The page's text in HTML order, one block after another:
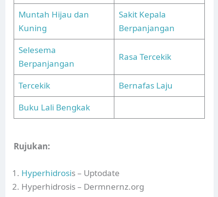
Muntah Hijau dan
Kuning
Sakit Kepala
Berpanjangan
Selesema
Berpanjangan
Rasa Tercekik
Tercekik
Bernafas Laju
Buku Lali Bengkak
Rujukan:
Hyperhidrosis – Uptodate
Hyperhidrosis – Dermnernz.org